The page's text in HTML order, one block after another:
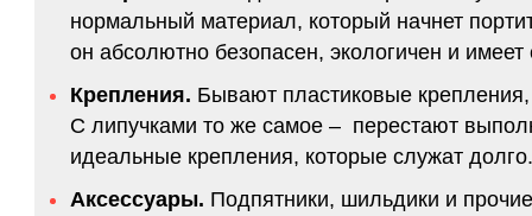
нормальный материал, который начнет
он абсолютно безопасен, экологичен и
Крепления. Бывают пластиковые
С липучками то же самое – перестают
идеальные крепления, которые служат
Аксессуары. Подпятники, шильдики и